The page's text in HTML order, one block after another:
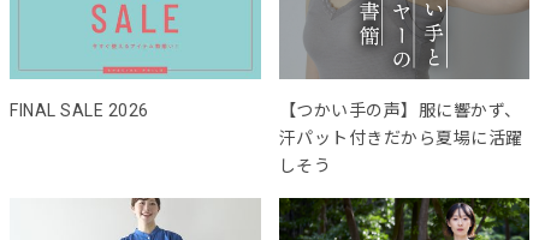
FINAL SALE 2026
【つかい手の声】服に響かず、
汗パット付きだから夏場に活躍
しそう